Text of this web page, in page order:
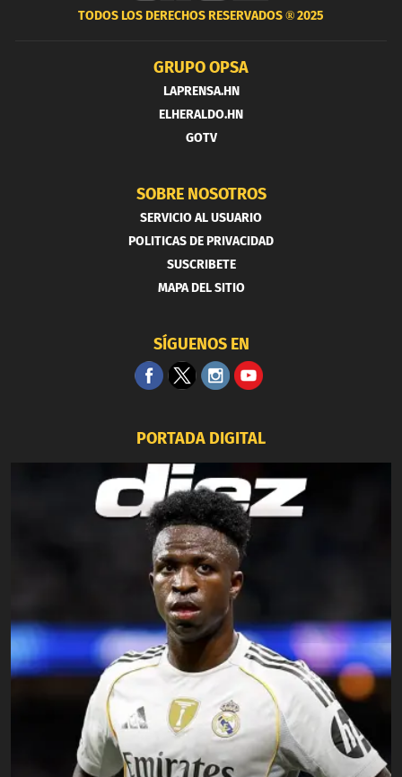
TODOS LOS DERECHOS RESERVADOS ®2025
GRUPO OPSA
LAPRENSA.HN
ELHERALDO.HN
GOTV
SOBRE NOSOTROS
SERVICIO AL USUARIO
POLITICAS DE PRIVACIDAD
SUSCRIBETE
MAPA DEL SITIO
SÍGUENOS EN
PORTADA DIGITAL